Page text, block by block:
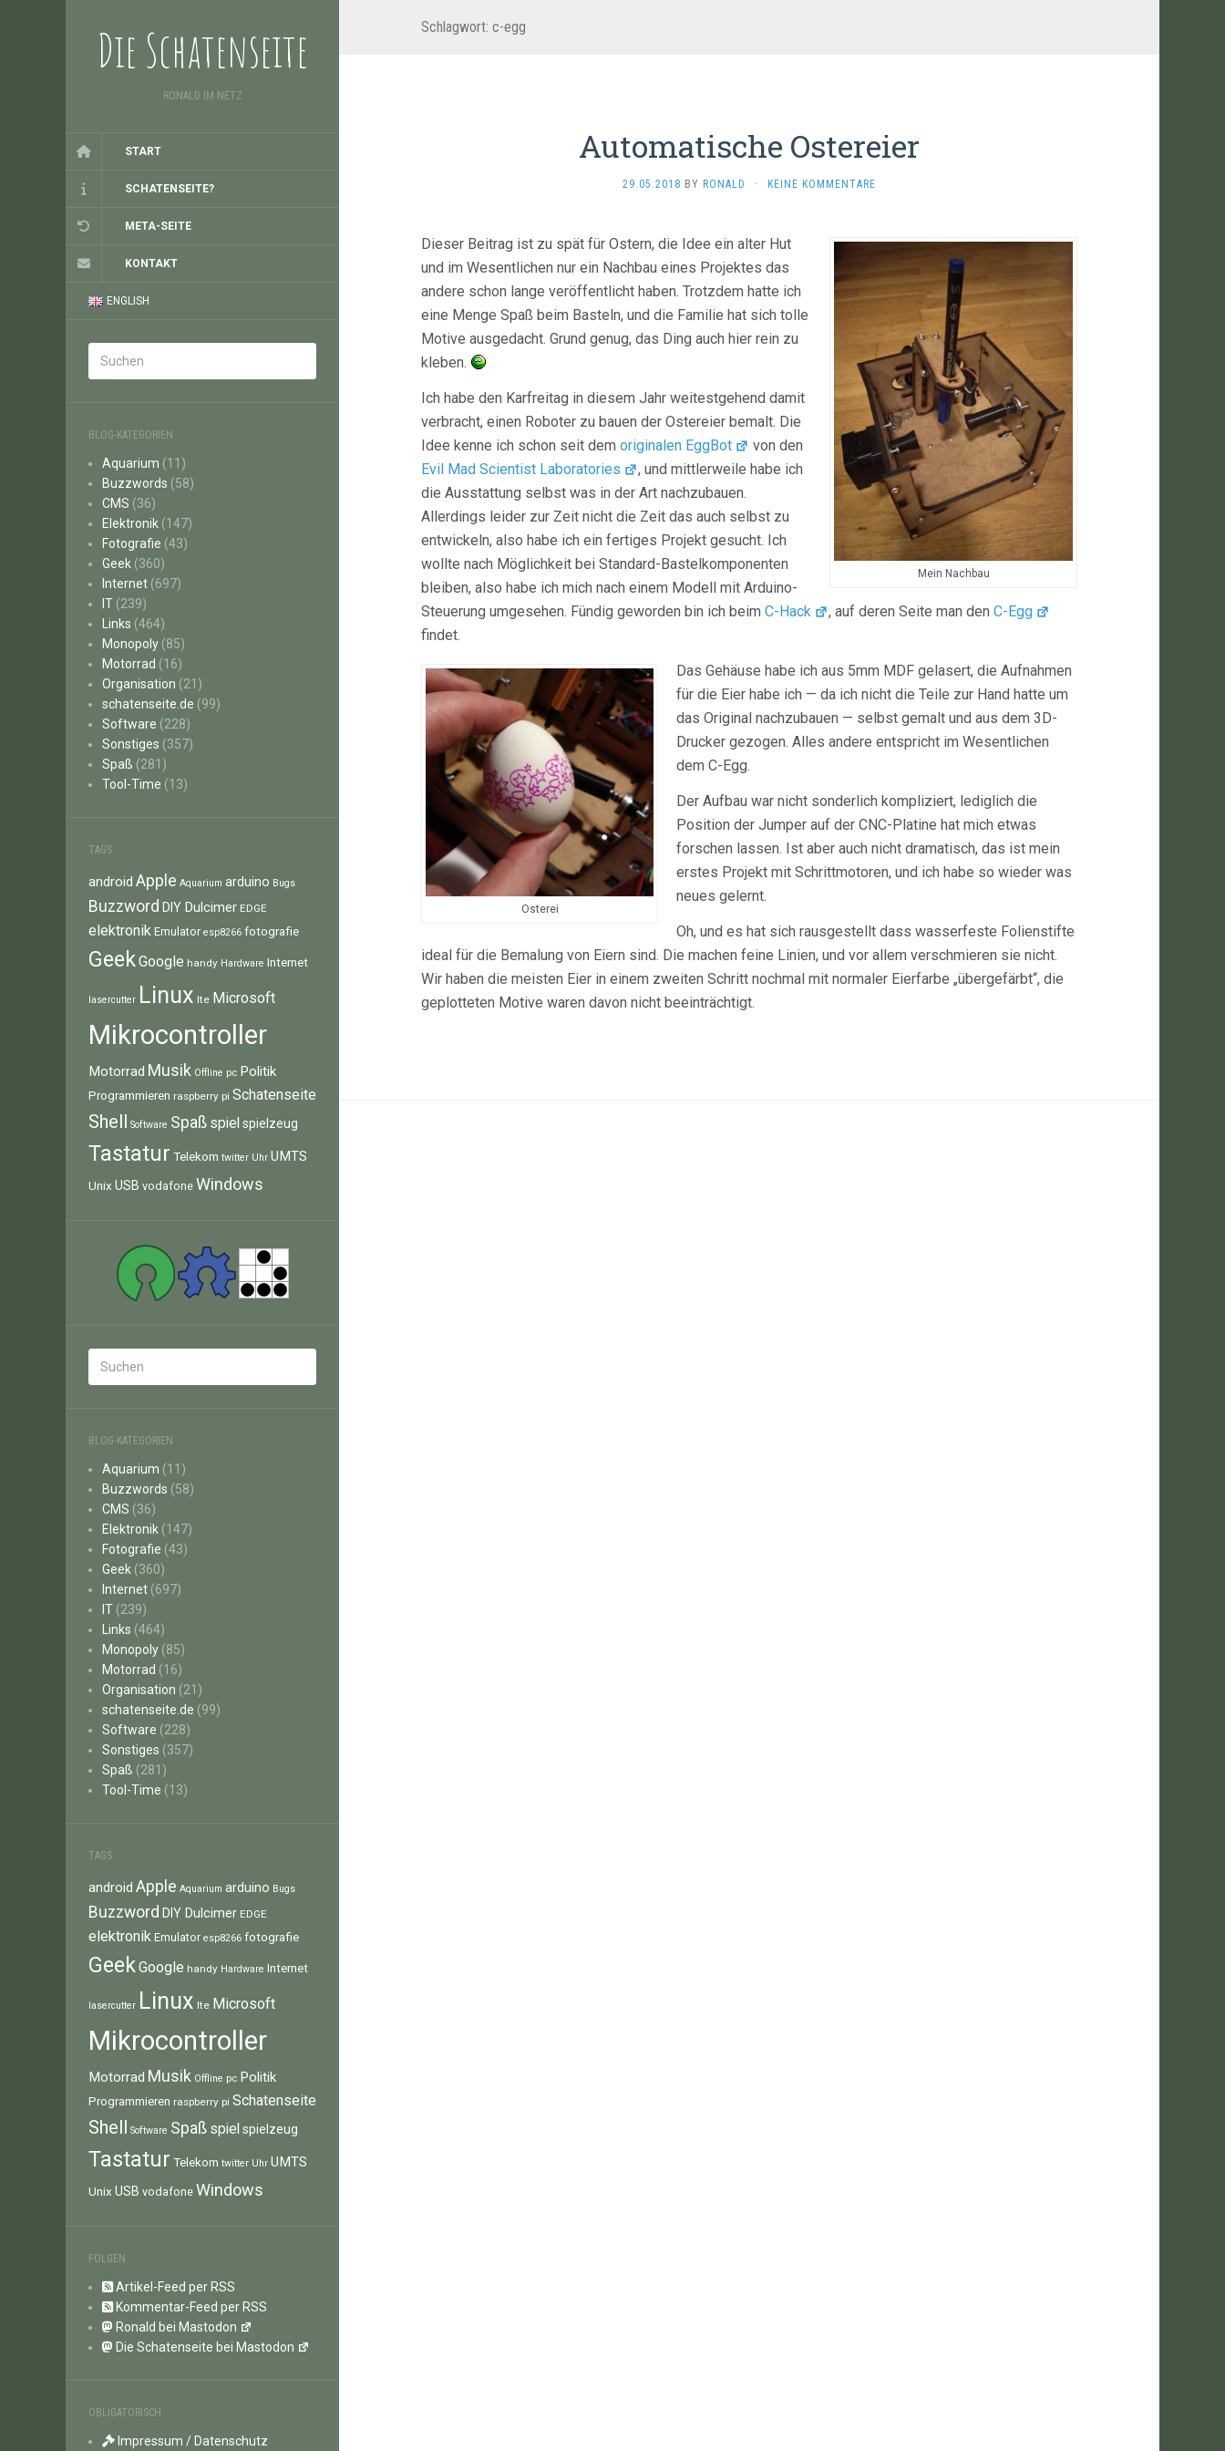
Die Schatenseite
RONALD IM NETZ
START
SCHATENSEITE?
META-SEITE
KONTAKT
ENGLISH
BLOG-KATEGORIEN
Aquarium (11)
Buzzwords (58)
CMS (36)
Elektronik (147)
Fotografie (43)
Geek (360)
Internet (697)
IT (239)
Links (464)
Monopoly (85)
Motorrad (16)
Organisation (21)
schatenseite.de (99)
Software (228)
Sonstiges (357)
Spaß (281)
Tool-Time (13)
TAGS
android Apple Aquarium arduino Bugs
Buzzword DIY Dulcimer EDGE
elektronik Emulator esp8266 fotografie
GeekGoogle handy Hardware Internet
lasercutter Linux lte Microsoft
Mikrocontroller
Motorrad Musik Offline pc Politik
Programmieren raspberry pi Schatenseite
Shell Software Spaß spiel spielzeug
Tastatur Telekom twitter Uhr UMTS
Unix USB vodafone Windows
BLOG-KATEGORIEN
Aquarium (11)
Buzzwords (58)
CMS (36)
Elektronik (147)
Fotografie (43)
Geek (360)
Internet (697)
IT (239)
Links (464)
Monopoly (85)
Motorrad (16)
Organisation (21)
schatenseite.de (99)
Software (228)
Sonstiges (357)
Spaß (281)
Tool-Time (13)
TAGS
android Apple Aquarium arduino Bugs
Buzzword DIY Dulcimer EDGE
elektronik Emulator esp8266 fotografie
GeekGoogle handy Hardware Internet
lasercutter Linux lte Microsoft
Mikrocontroller
Motorrad Musik Offline pc Politik
Programmieren raspberry pi Schatenseite
Shell Software Spaß spiel spielzeug
Tastatur Telekom twitter Uhr UMTS
Unix USB vodafone Windows
FOLGEN
Artikel-Feed per RSS
Kommentar-Feed per RSS
Ronald bei Mastodon
Die Schatenseite bei Mastodon
OBLIGATORISCH
Impressum / Datenschutz
Schlagwort: c-egg
Automatische Ostereier
29.05.2018 BY RONALD · KEINE KOMMENTARE
Mein Nachbau
Dieser Beitrag ist zu spät für Ostern, die Idee ein alter Hut
und im Wesentlichen nur ein Nachbau eines Projektes das
andere schon lange veröffentlicht haben. Trotzdem hatte ich
eine Menge Spaß beim Basteln, und die Familie hat sich tolle
Motive ausgedacht. Grund genug, das Ding auch hier rein zu
kleben.
Ich habe den Karfreitag in diesem Jahr weitestgehend damit
verbracht, einen Roboter zu bauen der Ostereier bemalt. Die
Idee kenne ich schon seit dem originalen EggBot
von den
Evil Mad Scientist Laboratories
, und mittlerweile habe ich
die Ausstattung selbst was in der Art nachzubauen.
Allerdings leider zur Zeit nicht die Zeit das auch selbst zu
entwickeln, also habe ich ein fertiges Projekt gesucht. Ich
wollte nach Möglichkeit bei Standard-Bastelkomponenten
bleiben, also habe ich mich nach einem Modell mit Arduino-
Steuerung umgesehen. Fündig geworden bin ich beim C-Hack , auf deren Seite man denC-Egg
findet.
Osterei
Das Gehäuse habe ich aus 5mm MDF gelasert, die Aufnahmen
für die Eier habe ich — da ich nicht die Teile zur Hand hatte um
das Original nachzubauen — selbst gemalt und aus dem 3D-
Drucker gezogen. Alles andere entspricht im Wesentlichen
dem C-Egg.
Der Aufbau war nicht sonderlich kompliziert, lediglich die
Position der Jumper auf der CNC-Platine hat mich etwas
forschen lassen. Ist aber auch nicht dramatisch, das ist mein
erstes Projekt mit Schrittmotoren, und ich habe so wieder was
neues gelernt.
Oh, und es hat sich rausgestellt dass wasserfeste Folienstifte
ideal für die Bemalung von Eiern sind. Die machen feine Linien, und vor allem verschmieren sie nicht.
Wir haben die meisten Eier in einem zweiten Schritt nochmal mit normaler Eierfarbe „übergefärbt“, die
geplotteten Motive waren davon nicht beeinträchtigt.